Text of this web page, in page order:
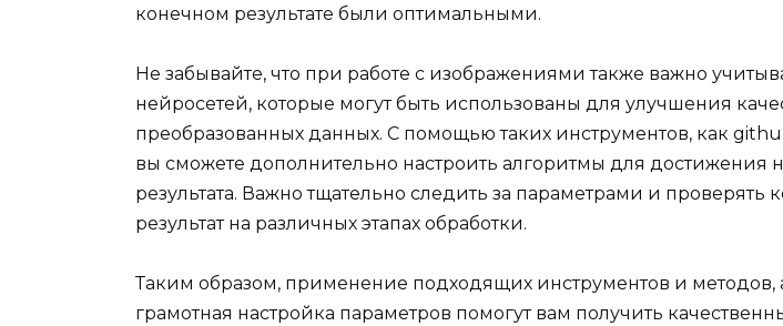
конечном результате были оптимальными.
Не забывайте, что при работе с изображениями также важно
нейросетей, которые могут быть использованы для улучшения
преобразованных данных. С помощью таких инструментов, как
вы сможете дополнительно настроить алгоритмы для достижения
результата. Важно тщательно следить за параметрами и проверять
результат на различных этапах обработки.
Таким образом, применение подходящих инструментов и методов,
грамотная настройка параметров помогут вам получить